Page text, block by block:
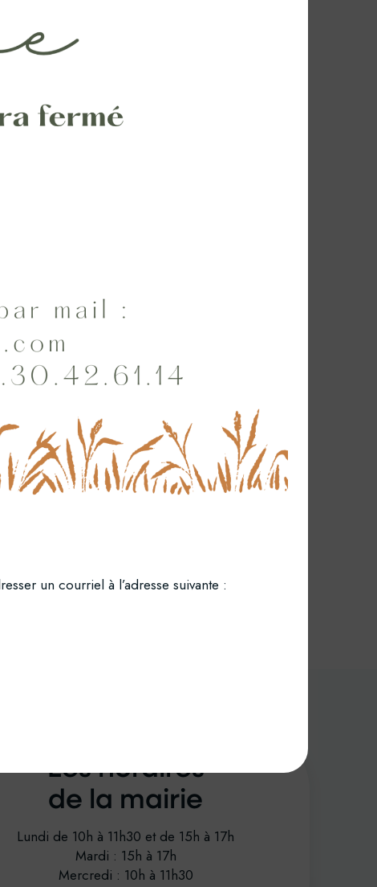
Les horaires
de la mairie
Lundi de 10h à 11h30 et de 15h à 17h
Mardi : 15h à 17h
Mercredi : 10h à 11h30
un courriel à l’adresse suivante :